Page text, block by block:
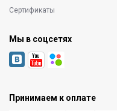
Сертификаты
Мы в соцсетях
Принимаем к оплате